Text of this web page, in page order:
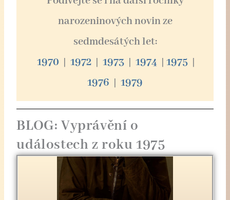
narozeninových novin ze
sedmdesátých let:
1970
1972 1973 1974 1975
1976
1979
BLOG: Vyprávění o
událostech z roku 1975